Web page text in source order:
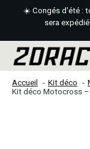
☀️ Congés d'été :
sera
Accueil Kit déco
Kit déco Motocross –